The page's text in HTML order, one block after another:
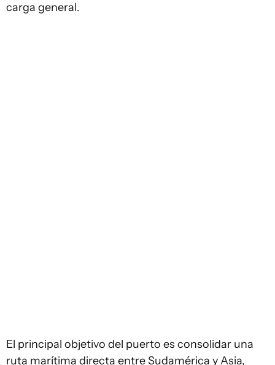
carga general.
El principal objetivo del puerto es consolidar una
ruta marítima directa entreSudamérica y Asia,